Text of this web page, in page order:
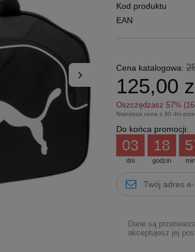
Kod produktu
EAN
Cena katalogowa:
125,00
Oszczędzasz 57% (
Najniższa cena z 30 dni
Do końca promocji:
dni
03
godzin
18
Dane są
akceptujesz jej